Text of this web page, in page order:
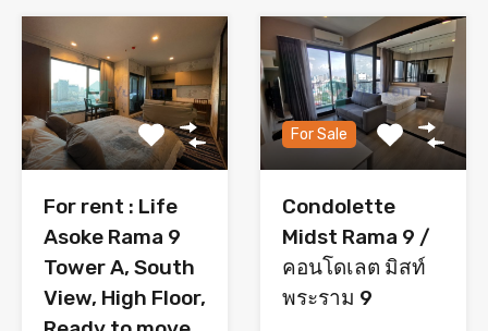
For rent : Life
Asoke Rama 9
Tower A, South
View, High Floor,
For Sale
Condolette
Midst Rama 9 /
คอนโดเลต มิสท์
พระราม 9